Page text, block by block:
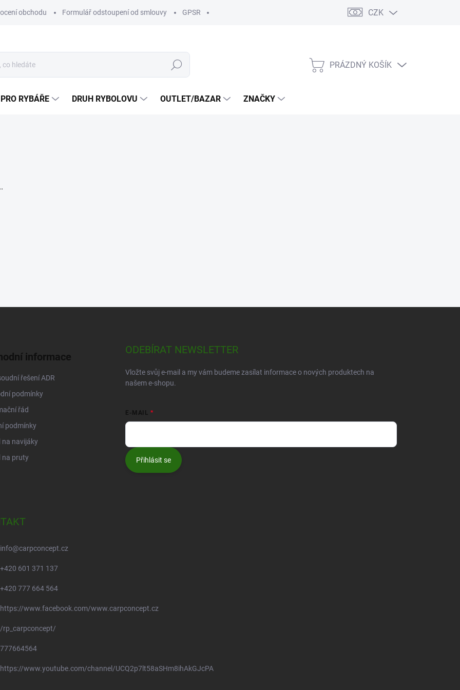
obchodu Formulář odstoupení od smlouvy GPSR CZK
Hledat
NÁKUPNÍ
PRÁZDNÝ KOŠÍK
RYBÁŘE DRUH RYBOLOVU OUTLET/BAZAR ZNAČKY
informace
řešení ADR
podmínky
řád
podmínky
na navijáky
na pruty
ODEBÍRAT NEWSLETTER
Vložte svůj e-mail a my vám budeme zasílat informace o nových produktech na
našem e-shopu.
E-MAIL
Přihlásit se
info@carpconcept.cz
+420 601 371 137
+420 777 664 564
https://www.facebook.com/www.carpconcept.cz
/rp_carpconcept/
777664564
https://www.youtube.com/channel/UCQ2p7lt58aSHm8ihAkGJcPA